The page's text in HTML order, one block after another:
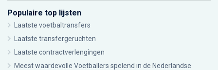
Populaire top lijsten
Laatste voetbaltransfers
Laatste transfergeruchten
Laatste contractverlengingen
Meest waardevolle Voetballers spelend in de Nederlandse